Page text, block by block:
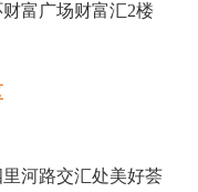
富广场财富汇2楼
河路交汇处美好荟